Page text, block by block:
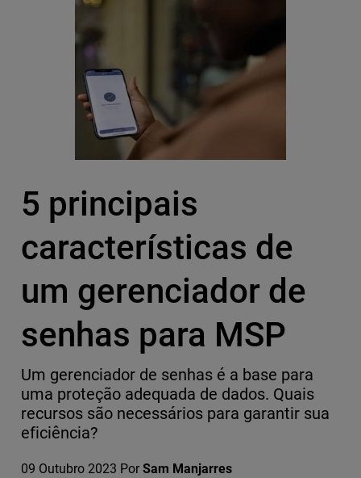
5 principais
características de
um gerenciador de
senhas para MSP
Um gerenciador de senhas é a base para
uma proteção adequada de dados. Quais
recursos são necessários para garantir sua
eficiência?
09 Outubro 2023 Por Sam Manjarres